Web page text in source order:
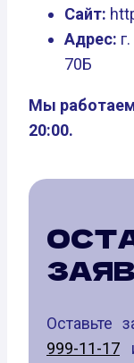
Сайт:
Адрес:
70Б
Мы
20:00.
Оставьте
999-11-17